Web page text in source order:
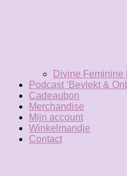
Divine Feminine
Podcast ‘Bevlekt &
Cadeaubon
Merchandise
Mijn account
Winkelmandje
Contact